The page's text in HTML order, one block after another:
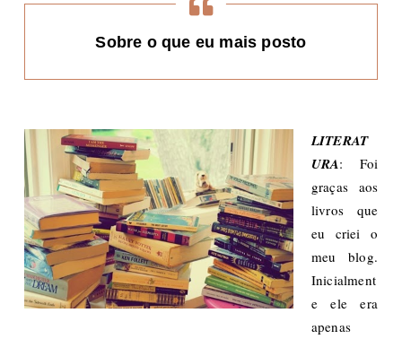
Sobre o que eu mais posto
LITERAT
URA: Foi
graças aos
livros que
eu criei o
meu blog.
Inicialment
e ele era
apenas